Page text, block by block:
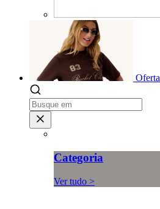
Oferta
Categoria
Ver tudo >